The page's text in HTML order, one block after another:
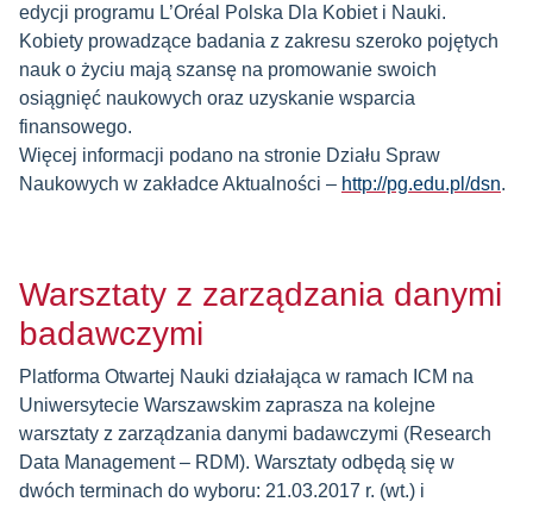
edycji programu L’Oréal Polska Dla Kobiet i Nauki.
Kobiety prowadzące badania z zakresu szeroko pojętych
nauk o życiu mają szansę na promowanie swoich
osiągnięć naukowych oraz uzyskanie wsparcia
finansowego.
Więcej informacji podano na stronie Działu Spraw
Naukowych w zakładce Aktualności – http://pg.edu.pl/dsn.
Warsztaty z zarządzania danymi
badawczymi
Platforma Otwartej Nauki działająca w ramach ICM na
Uniwersytecie Warszawskim zaprasza na kolejne
warsztaty z zarządzania danymi badawczymi (Research
Data Management – RDM). Warsztaty odbędą się w
dwóch terminach do wyboru: 21.03.2017 r. (wt.) i